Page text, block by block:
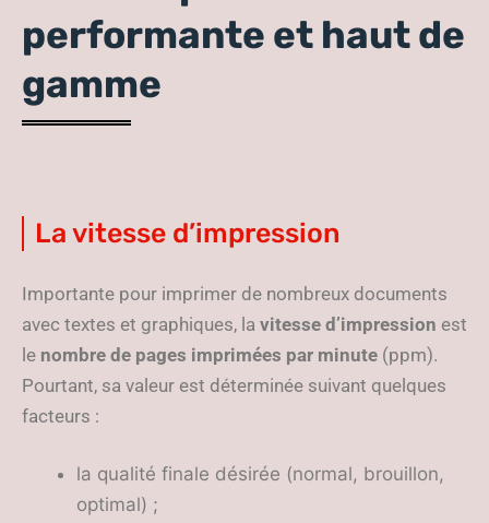
performante et haut de
gamme
La vitesse d’impression
Importante pour imprimer de nombreux documents
avec textes et graphiques, la vitesse d’impression est
le nombre de pages imprimées par minute (ppm).
Pourtant, sa valeur est déterminée suivant quelques
facteurs :
la qualité finale désirée (normal, brouillon,
optimal) ;